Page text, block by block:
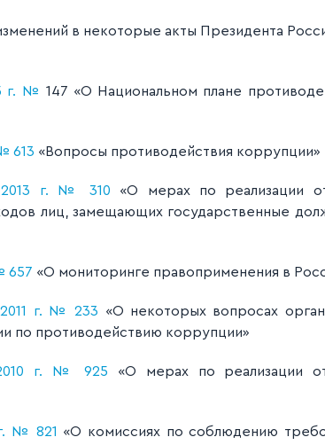
в некоторые акты Президента
г. № 147 «О Национальном плане
613 «Вопросы противодействия коррупции»
2013 г. № 310 «О мерах по реализации
лиц, замещающих государственные
657 «О мониторинге правоприменения в
г. № 233 «О некоторых вопросах
по противодействию коррупции»
г. № 925 «О мерах по реализации
№ 821
«О комиссиях по соблюдению